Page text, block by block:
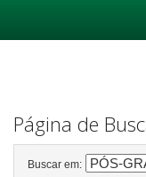
Página de
Buscar em: